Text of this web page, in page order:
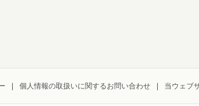
個人情報の取扱いに関するお問い合わせ 当ウェブ